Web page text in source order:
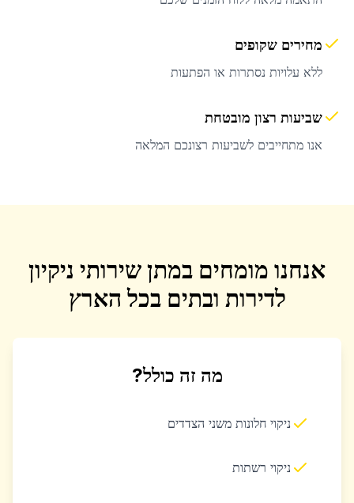
מחירים שקופים
ללא עלויות נסתרות או הפתעות
שביעות רצון מובטחת
אנו מתחייבים לשביעות רצונכם המלאה
אנחנו מומחים במתן שירותי ניקיון
לדירות ובתים בכל הארץ
מה זה כולל?
ניקוי חלונות משני הצדדים
ניקוי רשתות